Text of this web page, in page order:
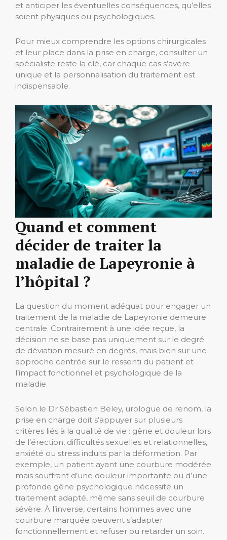
et anticiper les éventuelles conséquences, qu’elles
soient physiques ou psychologiques.
Pour mieux comprendre les options chirurgicales
et leur place dans la prise en charge, consulter un
spécialiste reste la clé, car chaque cas s’avère
unique et la personnalisation du traitement est
indispensable.
Quand et comment
décider de traiter la
maladie de Lapeyronie à
l’hôpital ?
La question du moment adéquat pour engager un
traitement de la maladie de Lapeyronie demeure
centrale. Contrairement à une idée reçue, la
décision ne se base pas uniquement sur le degré
de déviation mesuré en degrés, mais bien sur une
approche centrée sur le ressenti du patient et
l’impact fonctionnel et psychologique de la
maladie.
Selon le Dr Sébastien Beley, urologue de renom, la
prise en charge doit s’appuyer sur plusieurs
critères liés à la qualité de vie : gêne et douleur lors
de l’érection, difficultés sexuelles et relationnelles,
anxiété ou stress induits par la déformation. Par
exemple, un patient ayant une courbure modérée
mais souffrant d’une douleur importante ou d’une
profonde gêne psychologique nécessite un
traitement adapté, même sans seuil de courbure
sévère. À l’inverse, certains hommes avec une
courbure marquée peuvent s’adapter
fonctionnellement et refuser ou retarder un soin.